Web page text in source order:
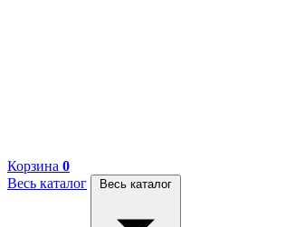
Корзина 0
Весь каталог
Весь каталог